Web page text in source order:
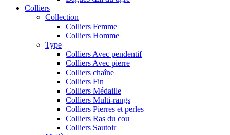
Colliers
Collection
Colliers Femme
Colliers Homme
Type
Colliers Avec pendentif
Colliers Avec pierre
Colliers chaîne
Colliers Fin
Colliers Médaille
Colliers Multi-rangs
Colliers Pierres et perles
Colliers Ras du cou
Colliers Sautoir